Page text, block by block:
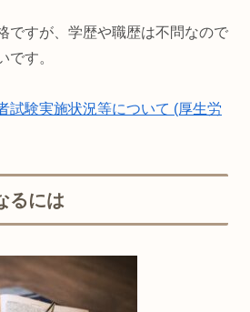
ですが、学歴や職歴は不問なので
です。
試験実施状況等について (厚生労
るには